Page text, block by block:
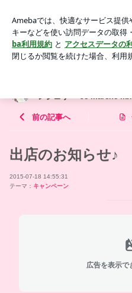
ランジェリー"Je marche
アプリをダウンロードして ブロ
ょう。
ンジェリー"Je marche
前の記事へ
出店のお知らせ♪
2015-07-18 14:55:31
テーマ： キャンペーン
広告を表示で